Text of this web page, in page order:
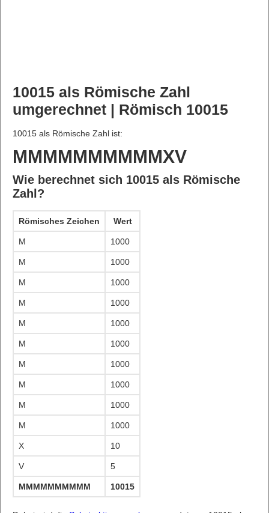
10015 als Römische Zahl
umgerechnet | Römisch 10015
10015 als Römische Zahl ist:
MMMMMMMMMMXV
Wie berechnet sich 10015 als Römische
Zahl?
Römisches Zeichen Wert
M 1000
M 1000
M 1000
M 1000
M 1000
M 1000
M 1000
M 1000
M 1000
M 1000
X 10
V 5
MMMMMMMMMMXV 10015